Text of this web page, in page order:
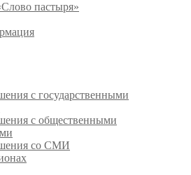
пастыря»
с государственными
с общественными
со СМИ